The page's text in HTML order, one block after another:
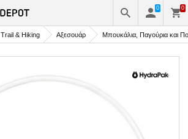
0 0
Trail & Hiking Αξεσουάρ Μπουκάλια, Παγούρια και